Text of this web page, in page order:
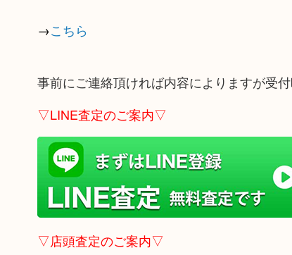
→こちら
事前にご連絡頂ければ内容によりますが受
▽LINE査定のご案内▽
▽店頭査定のご案内▽